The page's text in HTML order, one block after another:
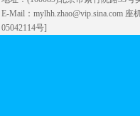
E-Mail：mylhh.zhao@vip.sina.com
05042114号]